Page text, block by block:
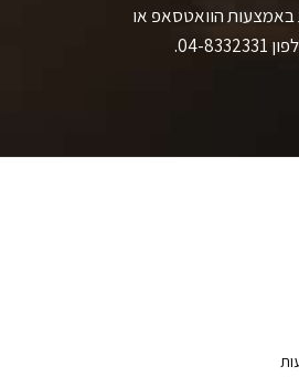
באמצעות הוואטסאפ או
8332331.